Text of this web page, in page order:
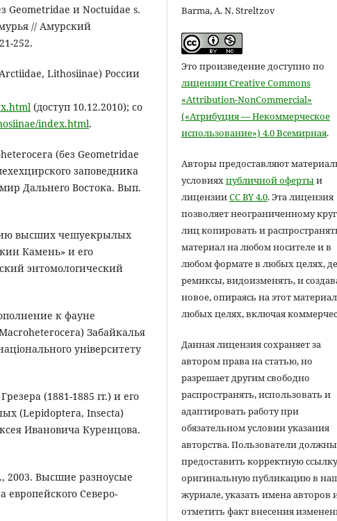
Geometridae и Noctuidae s.
// Амурский
252.
Lithosiinae) России
(доступ 10.12.2010); со
index.html.
(без Geometridae
заповедника
Дальнего Востока. Вып.
высших чешуекрылых
Камень» и его
энтомологический
к фауне
Забайкалья
унiверситету
(1881-1885 гг.) и его
(Lepidoptera, Insecta)
Ивановича Куренцова.
2003. Высшие разноусые
Северо-
Barma, A. N. Streltzov
Это произведение доступно по
лицензии Creative Commons
«Attribution-NonCommercial»
(«Атрибуция — Некоммерческое
использование») 4.0 Всемирная.
Авторы предоставляют
условияхпубличной офертыи
лицензииCC BY 4.0. Эта лицензия
позволяет неограниченному
лиц копировать и
материал на любом носителе и в
любом формате в любых целях,
ремиксы, видоизменять, и
новое, опираясь на этот
любых целях, включая
Данная лицензия сохраняет за
автором права на статью, но
разрешает другим свободно
распространять, использовать и
адаптировать работу при
обязательном условии указания
авторства. Пользователи должны
предоставить корректную
оригинальную публикацию в
журнале, указать имена авторов
отметить факт внесения